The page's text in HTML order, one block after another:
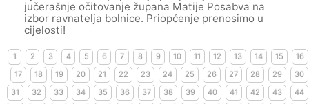
jučerašnje očitovanje župana Matije Posabva na
izbor ravnatelja bolnice. Priopćenje prenosimo u
cijelosti!
1 2 3 4 5 6 7 8 9 10 11 12 13 14 15
16
17
18 19 20 21 22 23 24 25 26 27 28 29
30
31
32 33 34 35 36 37 38 39 40 41 42 43
44